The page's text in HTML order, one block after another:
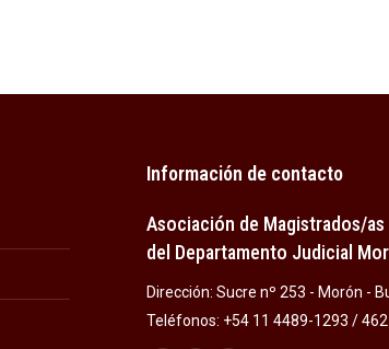
Información de contacto
Asociación de Magistrados/
del Departamento Judicial
Dirección: Sucre nº 253 - Morón -
Teléfonos: +54 11 4489-1293 /